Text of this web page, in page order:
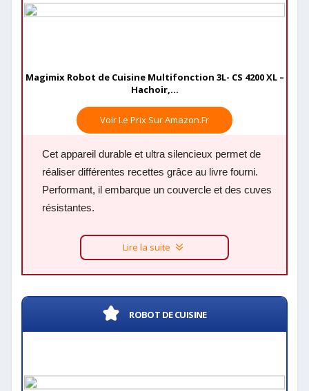
Magimix Robot de Cuisine Multifonction 3L- CS 4200 XL –
Hachoir,...
Voir Le Prix Sur Amazon.fr
Cet appareil durable et ultra silencieux permet de
réaliser différentes recettes grâce au livre fourni.
Performant, il embarque un couvercle et des cuves
résistantes.
Lire la suite
ROBOT DE CUISINE